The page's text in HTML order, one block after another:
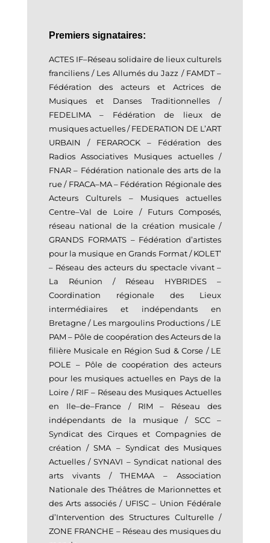
Premiers signataires:
ACTES IF–Réseau solidaire de lieux culturels
franciliens / Les Allumés du Jazz / FAMDT–
Fédération des acteurs et Actrices de
Musiques et Danses Traditionnelles/
FEDELIMA– Fédération de lieux de
musiques actuelles/FEDERATION DE L’ART
URBAIN / FERAROCK– Fédération des
Radios Associatives Musiques actuelles/
FNAR– Fédération nationale des arts de la
rue / FRACA–MA– Fédération Régionale des
Acteurs Culturels – Musiques actuelles
Centre–Val de Loire / Futurs Composés,
réseau national de la création musicale/
GRANDS FORMATS – Fédération d’artistes
pour la musique en Grands Format/KOLET’
– Réseau des acteurs du spectacle vivant–
La Réunion / Réseau HYBRIDES–
Coordination régionale des Lieux
intermédiaires et indépendants en
Bretagne/ Les margoulins Productions/LE
PAM – Pôle de coopération des Acteurs de la
filière Musicale en Région Sud & Corse / LE
POLE – Pôle de coopération des acteurs
pour les musiques actuelles en Pays de la
Loire/ RIF – Réseau des Musiques Actuelles
en Ile–de–France/ RIM– Réseau des
indépendants de la musique / SCC–
Syndicat des Cirques et Compagnies de
création /SMA – Syndicat des Musiques
Actuelles/SYNAVI – Syndicat national des
arts vivants/THEMAA–Association
Nationale des Théâtres de Marionnettes et
des Arts associés/ UFISC– Union Fédérale
d’Intervention des Structures Culturelle/
ZONE FRANCHE – Réseau des musiques du